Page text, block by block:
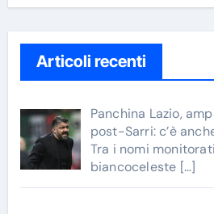
Articoli recenti
Panchina Lazio,
post-Sarri: c’è
Tra i nomi
biancoceleste […]